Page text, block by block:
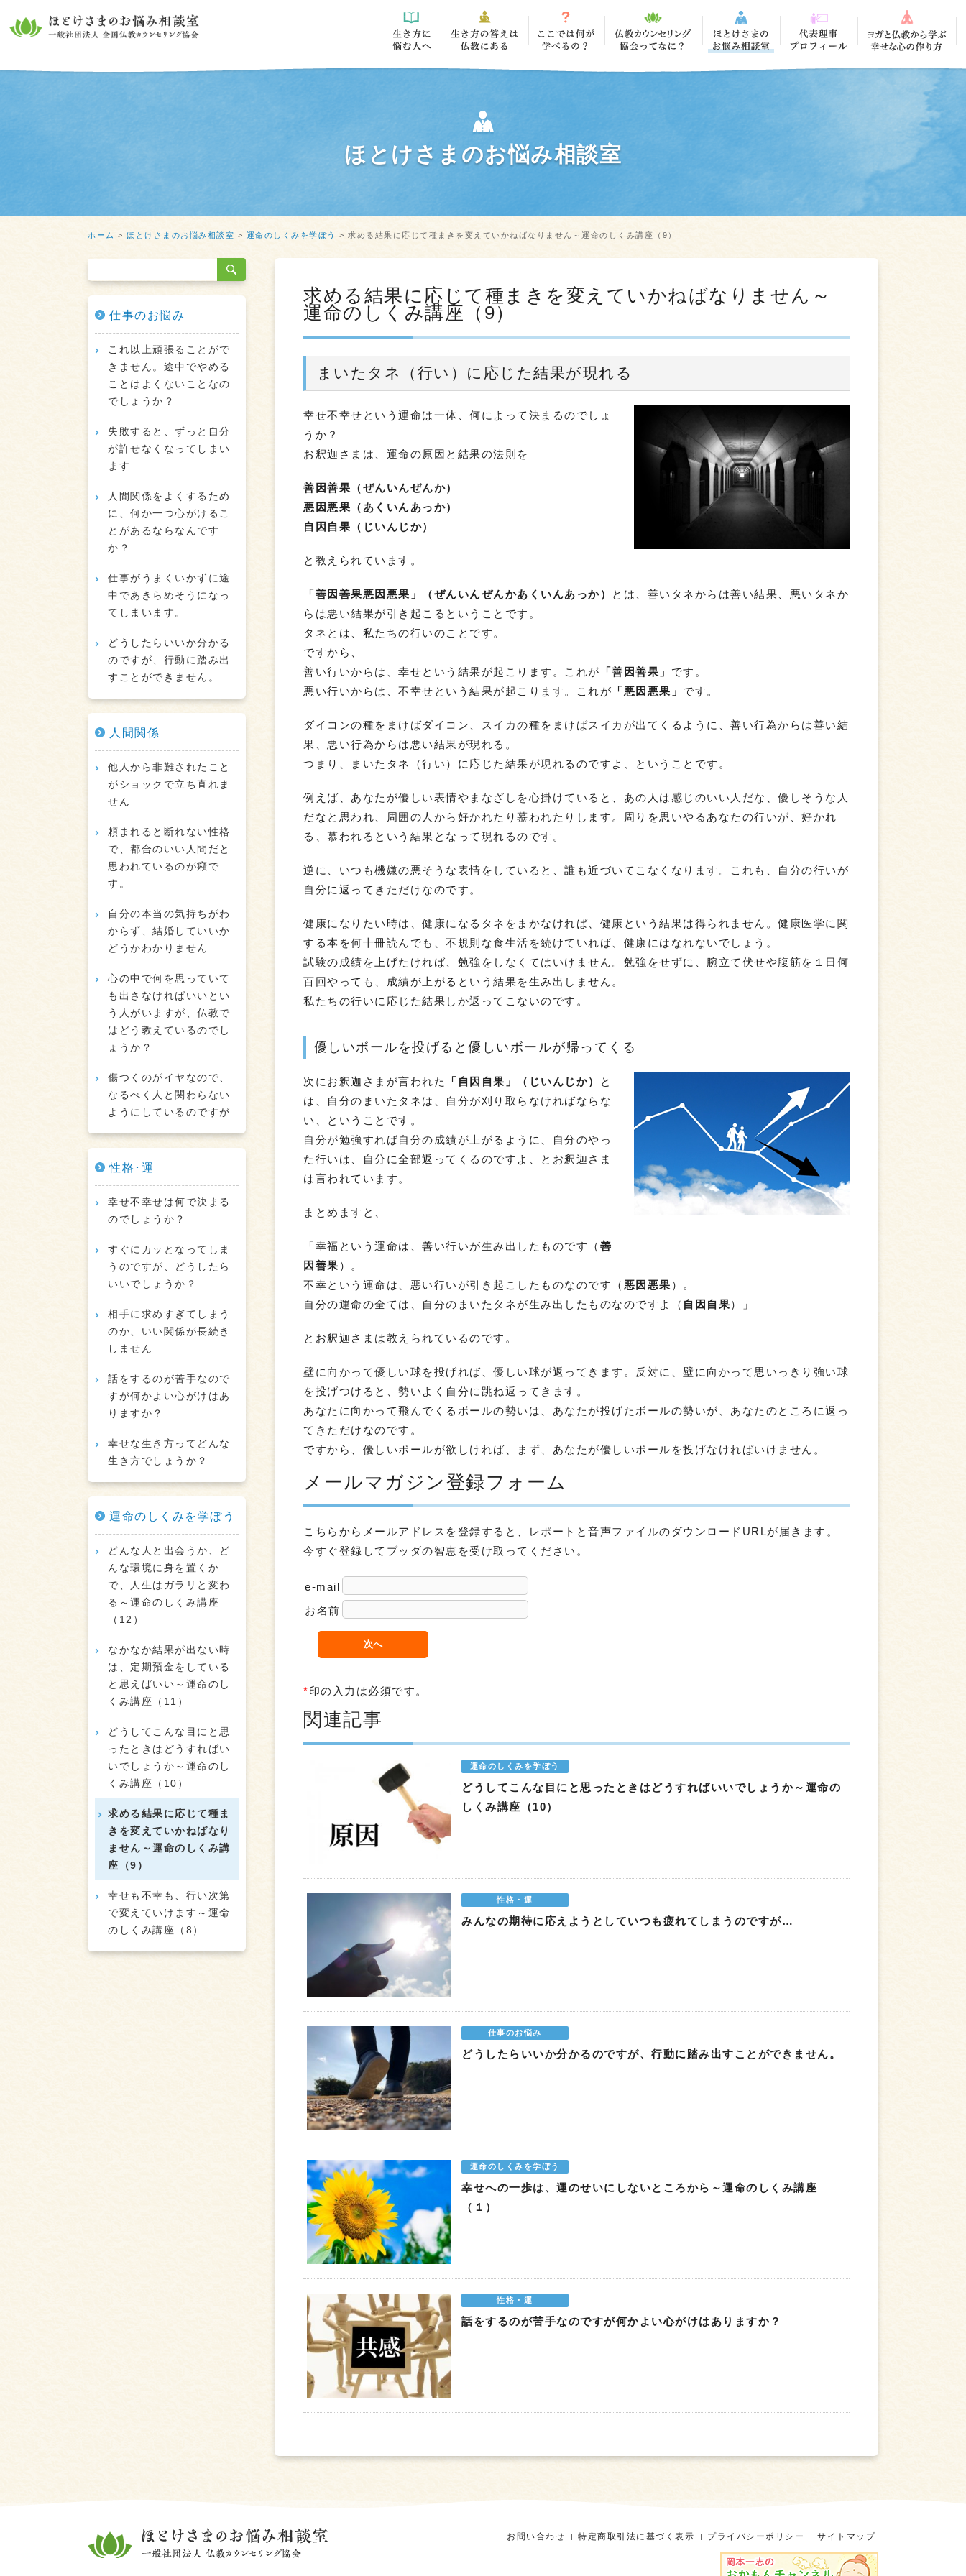
ほとけさまのお悩み相談室
ホーム > ほとけさまのお悩み相談室 > 運命のしくみを学ぼう > 求める結果に応じて種まきを変えていかねばなりません～運命のしくみ講座（9）
求める結果に応じて種まきを変えていかねばなりません～
運命のしくみ講座（9）
まいたタネ（行い）に応じた結果が現れる
幸せ不幸せという運命は一体、何によって決まるのでしょ
うか？
お釈迦さまは、運命の原因と結果の法則を
善因善果（ぜんいんぜんか）
悪因悪果（あくいんあっか）
自因自果（じいんじか）
と教えられています。
「善因善果悪因悪果」（ぜんいんぜんかあくいんあっか）
とは、善いタネからは善い結果、悪いタネか
らは悪い結果が引き起こるということです。
タネとは、私たちの行いのことです。
ですから、
善い行いからは、幸せという結果が起こります。これが 「善因善果」 です。
悪い行いからは、不幸せという結果が起こります。これが 「悪因悪果」 です。
ダイコンの種をまけばダイコン、スイカの種をまけばスイカが出てくるように、善い行為からは善い結
果、悪い行為からは悪い結果が現れる。
つまり、まいたタネ（行い）に応じた結果が現れるのですよ、ということです。
例えば、あなたが優しい表情やまなざしを心掛けていると、あの人は感じのいい人だな、優しそうな人
だなと思われ、周囲の人から好かれたり慕われたりします。周りを思いやるあなたの行いが、好かれ
る、慕われるという結果となって現れるのです。
逆に、いつも機嫌の悪そうな表情をしていると、誰も近づいてこなくなります。これも、自分の行いが
自分に返ってきただけなのです。
健康になりたい時は、健康になるタネをまかなければ、健康という結果は得られません。健康医学に関
する本を何十冊読んでも、不規則な食生活を続けていれば、健康にはなれないでしょう。
試験の成績を上げたければ、勉強をしなくてはいけません。勉強をせずに、腕立て伏せや腹筋を１日何
百回やっても、成績が上がるという結果を生み出しません。
私たちの行いに応じた結果しか返ってこないのです。
優しいボールを投げると優しいボールが帰ってくる
次にお釈迦さまが言われた 「自因自果」（じいんじか）
と
は、自分のまいたタネは、自分が刈り取らなければならな
い、ということです。
自分が勉強すれば自分の成績が上がるように、自分のやっ
た行いは、自分に全部返ってくるのですよ、とお釈迦さま
は言われています。
まとめますと、
「幸福という運命は、善い行いが生み出したものです（ 善
因善果 ）。
不幸という運命は、悪い行いが引き起こしたものなのです（ 悪因悪果 ）。
自分の運命の全ては、自分のまいたタネが生み出したものなのですよ（ 自因自果）」
とお釈迦さまは教えられているのです。
壁に向かって優しい球を投げれば、優しい球が返ってきます。反対に、壁に向かって思いっきり強い球
を投げつけると、勢いよく自分に跳ね返ってきます。
あなたに向かって飛んでくるボールの勢いは、あなたが投げたボールの勢いが、あなたのところに返っ
てきただけなのです。
ですから、優しいボールが欲しければ、まず、あなたが優しいボールを投げなければいけません。
メールマガジン登録フォーム
こちらからメールアドレスを登録すると、レポートと音声ファイルのダウンロードURLが届きます。
今すぐ登録してブッダの智恵を受け取ってください。
e-mail
お名前
*印の入力は必須です。
関連記事
運命のしくみを学ぼう
どうしてこんな目にと思ったときはどうすればいいでしょうか～運命の
しくみ講座（10）
性格・運
みんなの期待に応えようとしていつも疲れてしまうのですが…
仕事のお悩み
どうしたらいいか分かるのですが、行動に踏み出すことができません。
運命のしくみを学ぼう
幸せへの一歩は、運のせいにしないところから～運命のしくみ講座
（１）
性格・運
話をするのが苦手なのですが何かよい心がけはありますか？
仕事のお悩み
これ以上頑張ることがで
きません。途中でやめる
ことはよくないことなの
でしょうか？
失敗すると、ずっと自分
が許せなくなってしまい
ます
人間関係をよくするため
に、何か一つ心がけるこ
とがあるならなんです
か？
仕事がうまくいかずに途
中であきらめそうになっ
てしまいます。
どうしたらいいか分かる
のですが、行動に踏み出
すことができません。
人間関係
他人から非難されたこと
がショックで立ち直れま
せん
頼まれると断れない性格
で、都合のいい人間だと
思われているのが癪で
す。
自分の本当の気持ちがわ
からず、結婚していいか
どうかわかりません
心の中で何を思っていて
も出さなければいいとい
う人がいますが、仏教で
はどう教えているのでし
ょうか？
傷つくのがイヤなので、
なるべく人と関わらない
ようにしているのですが
性格･運
幸せ不幸せは何で決まる
のでしょうか？
すぐにカッとなってしま
うのですが、どうしたら
いいでしょうか？
相手に求めすぎてしまう
のか、いい関係が長続き
しません
話をするのが苦手なので
すが何かよい心がけはあ
りますか？
幸せな生き方ってどんな
生き方でしょうか？
運命のしくみを学ぼう
どんな人と出会うか、ど
んな環境に身を置くか
で、人生はガラリと変わ
る～運命のしくみ講座
（12）
なかなか結果が出ない時
は、定期預金をしている
と思えばいい～運命のし
くみ講座（11）
どうしてこんな目にと思
ったときはどうすればい
いでしょうか～運命のし
くみ講座（10）
求める結果に応じて種ま
きを変えていかねばなり
ません～運命のしくみ講
座（9）
幸せも不幸も、行い次第
で変えていけます～運命
のしくみ講座（8）
お問い合わせ 特定商取引法に基づく表示 プライバシーポリシー サイトマップ